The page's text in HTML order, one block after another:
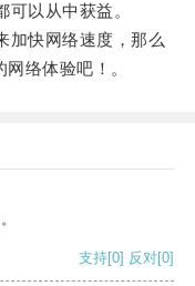
以从中获益。
快网络速度，那么
络体验吧！。
支持[0] 反对[0]